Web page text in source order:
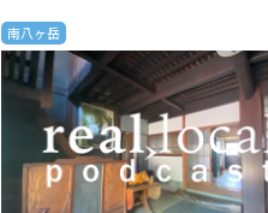
南八ヶ岳